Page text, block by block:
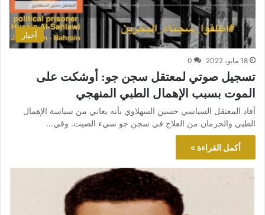
أخبار
18 مايو، 2022 0
تسجيل صوتي لمعتقل سجن جو: أوشكت على
الموت بسبب الإهمال الطبي المنهجي
أفاد المعتقل السياسي حسين السهلاوي بأنه يعاني من سياسة الإهمال
الطبي والحرمان من العلاج في سجن جو سيء الصيت. وفي…
أكمل القراءة »